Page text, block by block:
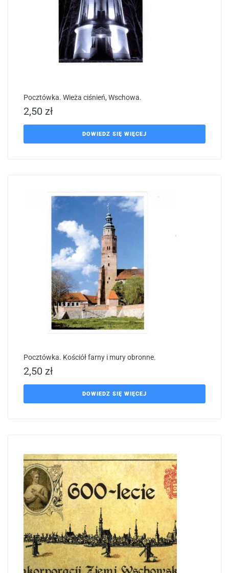
Pocztówka. Wieża ciśnień, Wschowa.
2,50 zł
DOWIEDZ SIĘ WIĘCEJ
Pocztówka. Kościół farny i mury obronne.
2,50 zł
DOWIEDZ SIĘ WIĘCEJ